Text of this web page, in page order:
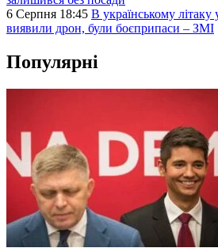
6 Серпня 18:45 В українському літаку
виявили дрон, були боєприпаси – ЗМІ
Популярні